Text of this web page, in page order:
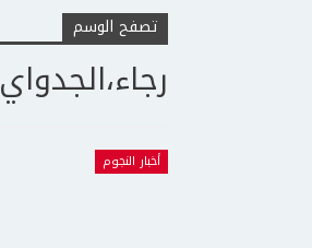
تصفح الوسم
رجاء،الجدواي
أخبار النجوم